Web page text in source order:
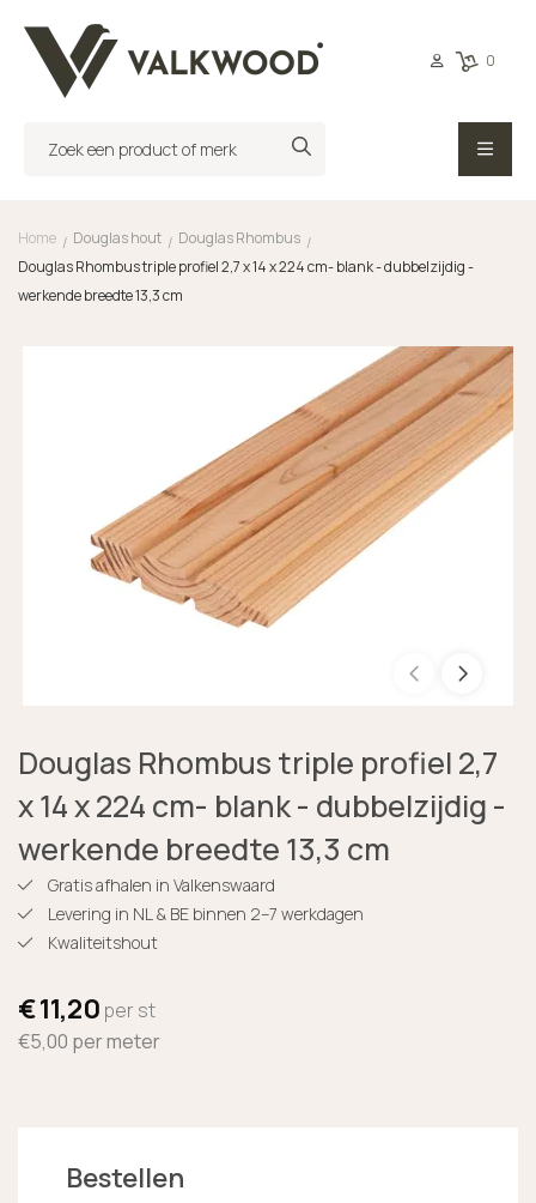
0
Home / Douglas hout / Douglas Rhombus /
Douglas Rhombus triple profiel 2,7 x 14 x 224 cm- blank - dubbelzijdig -
werkende breedte 13,3 cm
Douglas Rhombus triple profiel 2,7
x 14 x 224 cm- blank - dubbelzijdig -
werkende breedte 13,3 cm
Gratis afhalen in Valkenswaard
Levering in NL & BE binnen 2–7 werkdagen
Kwaliteitshout
€11,20 per st
€5,00 per meter
Bestellen